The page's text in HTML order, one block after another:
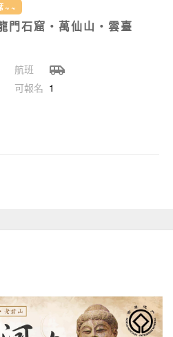
~~
門石窟‧萬仙山‧雲臺
airport_shuttle
1